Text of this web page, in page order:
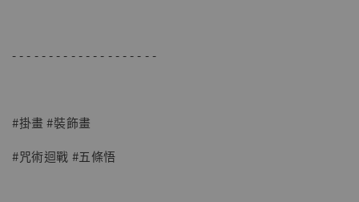
- - - - - - - - - - - - - - - - - - - -
#掛畫 #裝飾畫
#咒術迴戰 #五條悟